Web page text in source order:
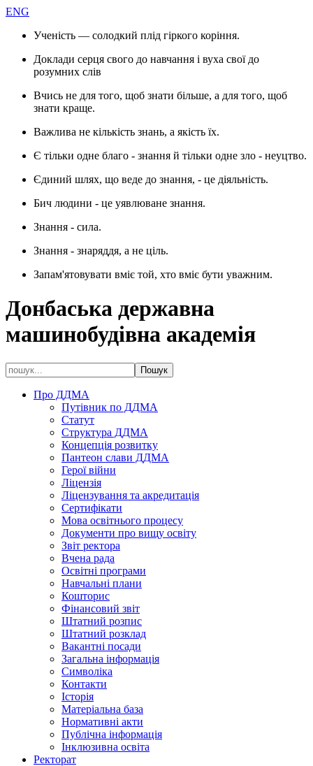
ENG
Ученість — солодкий плід гіркого коріння.
Доклади серця свого до навчання і вуха свої до
розумних слів
Вчись не для того, щоб знати більше, а для того, щоб
знати краще.
Важлива не кількість знань, а якість їх.
Є тільки одне благо - знання й тільки одне зло - неуцтво.
Єдиний шлях, що веде до знання, - це діяльність.
Бич людини - це уявлюване знання.
Знання - сила.
Знання - знаряддя, а не ціль.
Запам'ятовувати вміє той, хто вміє бути уважним.
Донбаська державна
машинобудівна академія
Про ДДМА
Путівник по ДДМА
Статут
Структура ДДМА
Концепція розвитку
Пантеон слави ДДМА
Герої війни
Ліцензія
Ліцензування та акредитація
Сертифікати
Мова освітнього процесу
Документи про вищу освіту
Звіт ректора
Вчена рада
Освітні програми
Навчальні плани
Кошторис
Фінансовий звіт
Штатний розпис
Штатний розклад
Вакантні посади
Загальна інформація
Символіка
Контакти
Історія
Матеріальна база
Нормативні акти
Публічна інформація
Інклюзивна освіта
Ректорат